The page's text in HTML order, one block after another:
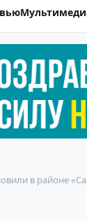
в районе